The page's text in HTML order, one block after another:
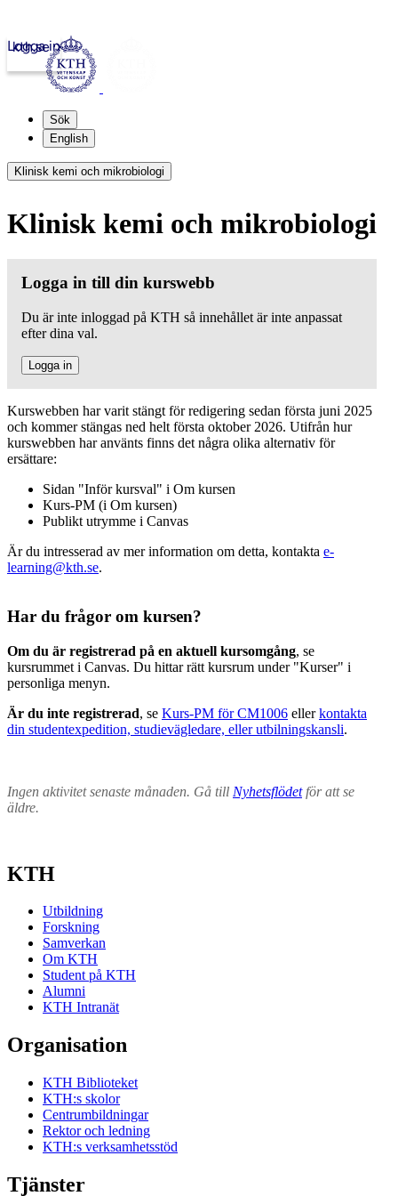
kth.se
Logga in
Sök
English
Klinisk kemi och mikrobiologi
Klinisk kemi och mikrobiologi
Logga in till din kurswebb
Du är inte inloggad på KTH så innehållet är inte anpassat
efter dina val.
Logga in
Kurswebben har varit stängt för redigering sedan första juni 2025
och kommer stängas ned helt första oktober 2026. Utifrån hur
kurswebben har använts finns det några olika alternativ för
ersättare:
Sidan "Inför kursval" i Om kursen
Kurs-PM (i Om kursen)
Publikt utrymme i Canvas
Är du intresserad av mer information om detta, kontakta e-
learning@kth.se.
Har du frågor om kursen?
Om du är registrerad på en aktuell kursomgång, se
kursrummet i Canvas. Du hittar rätt kursrum under "Kurser" i
personliga menyn.
Är du inte registrerad, se Kurs-PM för CM1006 ellerkontakta
din studentexpedition, studievägledare, eller utbilningskansli.
Ingen aktivitet senaste månaden. Gå till Nyhetsflödetför att se
äldre.
KTH
Utbildning
Forskning
Samverkan
Om KTH
Student på KTH
Alumni
KTH Intranät
Organisation
KTH Biblioteket
KTH:s skolor
Centrumbildningar
Rektor och ledning
KTH:s verksamhetsstöd
Tjänster